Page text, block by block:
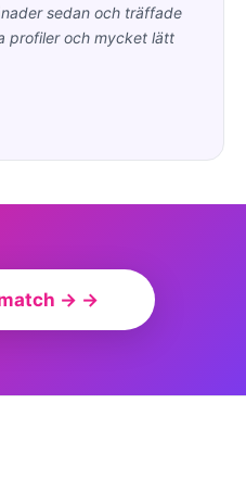
sedan och träffade
profiler och mycket lätt
→ →